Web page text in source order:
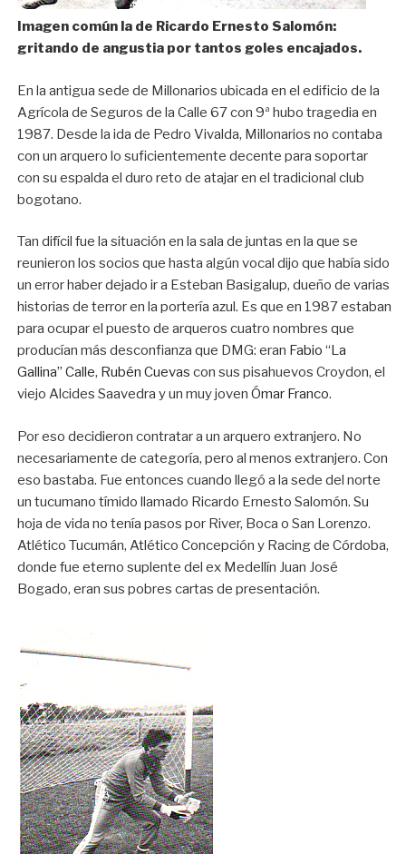
Imagen común la de Ricardo Ernesto Salomón:
gritando de angustia por tantos goles encajados.
En la antigua sede de Millonarios ubicada en el edificio de la
Agrícola de Seguros de la Calle 67 con 9ª hubo tragedia en
1987. Desde la ida de Pedro Vivalda, Millonarios no contaba
con un arquero lo suficientemente decente para soportar
con su espalda el duro reto de atajar en el tradicional club
bogotano.
Tan difícil fue la situación en la sala de juntas en la que se
reunieron los socios que hasta algún vocal dijo que había sido
un error haber dejado ir a Esteban Basigalup, dueño de varias
historias de terror en la portería azul. Es que en 1987 estaban
para ocupar el puesto de arqueros cuatro nombres que
producían más desconfianza que DMG: eran Fabio “La
Gallina” Calle, Rubén Cuevas con sus pisahuevos Croydon, el
viejo Alcides Saavedra y un muy jovenÓmar Franco.
Por eso decidieron contratar a un arquero extranjero. No
necesariamente de categoría, pero al menos extranjero. Con
eso bastaba. Fue entonces cuando llegó a la sede del norte
un tucumano tímido llamado Ricardo Ernesto Salomón. Su
hoja de vida no tenía pasos por River, Boca o San Lorenzo.
Atlético Tucumán, Atlético Concepción y Racing de Córdoba,
donde fue eterno suplente del ex Medellín Juan José
Bogado, eran sus pobres cartas de presentación.